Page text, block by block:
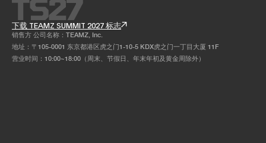
下载 TEAMZ SUMMIT 2027 标志
销售方 公司名称：TEAMZ, Inc.
地址：〒105-0001 东京都港区虎之门1-10-5 KDX虎之门一丁目大厦 11F
营业时间：10:00~18:00（周末、节假日、年末年初及黄金周除外）